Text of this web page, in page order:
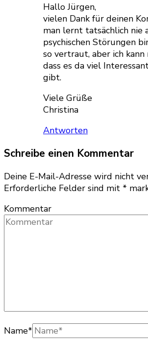
Hallo Jürgen,
vielen Dank für deinen
man lernt tatsächlich nie
psychischen Störungen
so vertraut, aber ich
dass es da viel
gibt.
Viele Grüße
Christina
Antworten
Schreibe einen Kommentar
Deine E-Mail-Adresse wird nicht
Erforderliche Felder sind mit *
Kommentar
Name*